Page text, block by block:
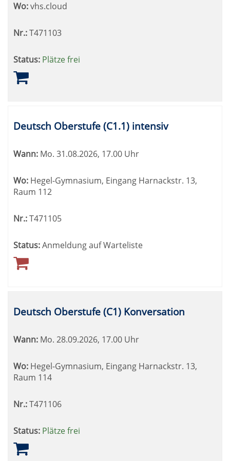
Wo:vhs.cloud
Nr.:T471103
Status: Plätze frei
Deutsch Oberstufe (C1.1) intensiv
Wann: Mo. 31.08.2026, 17.00 Uhr
Wo: Hegel-Gymnasium, Eingang Harnackstr. 13,
Raum 112
Nr.:T471105
Status:Anmeldung auf Warteliste
Deutsch Oberstufe (C1) Konversation
Wann: Mo. 28.09.2026, 17.00 Uhr
Wo: Hegel-Gymnasium, Eingang Harnackstr. 13,
Raum 114
Nr.:T471106
Status: Plätze frei